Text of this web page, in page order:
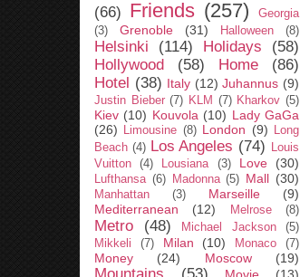
(66) Friends (257)
Georgia
(3)
Grenoble (31) Halloween (8)
Helsinki (114) Holidays
(58)
Hollywood
(58) Home
(86)
Hotel (38) Italy (12) Juhannus (9)
Justin Bieber (7) KLM (7) Kharkov (5)
Kiev (10) Kouvola (10) Lady GaGa
(26)
Limousine (8) London (9)
Long
Beach (4) Los Angeles (74)
Louis
Vuitton
(4) Lousiana (3) Love (30)
Lufthansa (6) Madonna (5) Mall (30)
Manhattan (3) Marseille
(9)
Mediterranean
(12) Melrose (8)
Metro (48) Michael Jackson
(5)
Mikkeli
(7) Milan (10) Monaco (7)
Money (24) Moscow (19)